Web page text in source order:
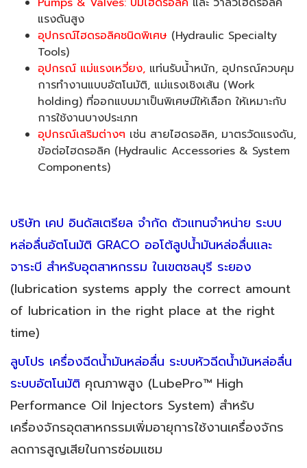
แรงดันสูง
อุปกรณ์ไฮดรอลิคชนิดพิเศษ (Hydraulic Specialty
Tools)
อุปกรณ์ แม่แรงเหวี่ยง, แท่นรับน้ำหนัก, อุปกรณ์ควบคุม
การทำงานแบบอัตโนมัติ, แม่แรงเชิงเส้น (Work
holding) ที่ออกแบบมาเป็นพิเศษมีให้เลือก ให้เหมาะกับ
การใช้งานบางประเภท
อุปกรณ์เสริมต่างๆ เช่น สายไฮดรอลิค, มาตรวัดแรงดัน,
ข้อต่อไฮดรอลิค (Hydraulic Accessories & System
Components)
บริษัท เคป อินดัสเตรียล จำกัด ตัวแทนจำหน่าย ระบบ
หล่อลื่นอัตโนมัติ GRACO ออโต้ลูปน้ำมันหล่อลื่นและ
จาระบี สำหรับอุตสาหกรรม ในเขตชลบุรี ระยอง
(lubrication systems apply the correct amount
of lubrication in the right place at the right
time)
ลูบโปร เครื่องฉีดน้ำมันหล่อลื่น ระบบหัวฉีดน้ำมันหล่อลื่น
ระบบอัตโนมัติ คุณภาพสูง (LubePro™ High
Performance Oil Injectors System) สำหรับ
เครื่องจักรอุตสาหกรรมเพิ่มอายุการใช้งานเครื่องจักร
ลดการสูญเสียในการซ่อมแซม